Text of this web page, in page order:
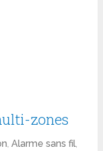
zones
,Alarme sans fil,